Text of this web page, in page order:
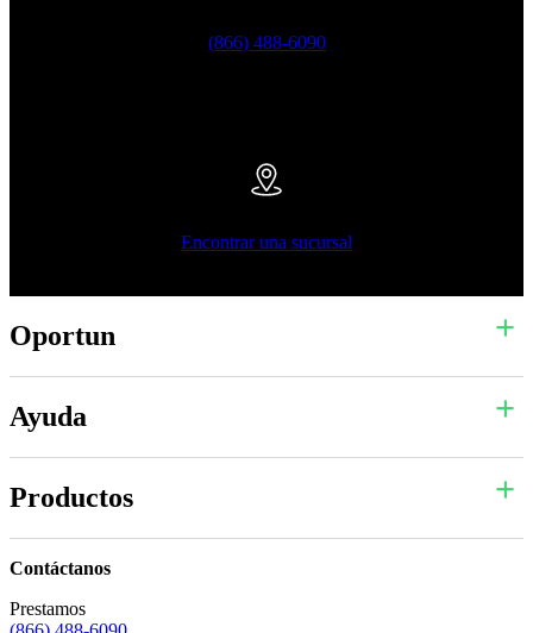
(866) 488-6090
Encontrar una sucursal
Oportun
Ayuda
Productos
Contáctanos
Prestamos